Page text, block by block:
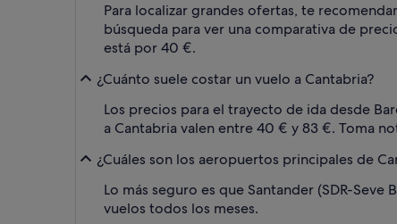
Para localizar grandes ofertas, te
búsqueda para ver una comparativa de
está por 40 €.
¿Cuánto suele costar un vuelo a Cantabria?
Los precios para el trayecto de ida desde
a Cantabria valen entre 40 € y 83 €. Toma
¿Cuáles son los aeropuertos principales de
Lo más seguro es que Santander (SDR-
vuelos todos los meses.